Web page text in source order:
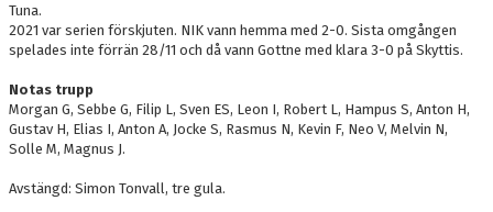
Tuna.
2021 var serien förskjuten. NIK vann hemma med 2-0. Sista omgången
spelades inte förrän 28/11 och då vann Gottne med klara 3-0 på Skyttis.
Notas trupp
Morgan G, Sebbe G, Filip L, Sven ES, Leon I, Robert L, Hampus S, Anton H,
Gustav H, Elias I, Anton A, Jocke S, Rasmus N, Kevin F, Neo V, Melvin N,
Solle M, Magnus J.
Avstängd: Simon Tonvall, tre gula.